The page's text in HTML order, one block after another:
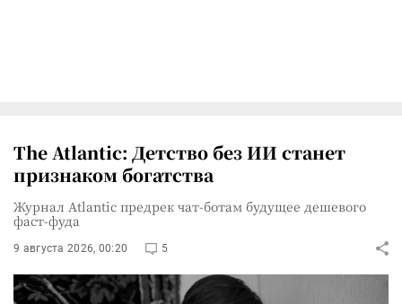
The Atlantic: Детство без ИИ станет
признаком богатства
Журнал Atlantic предрек чат-ботам будущее дешевого
фаст-фуда
9 августа 2026, 00:20 5